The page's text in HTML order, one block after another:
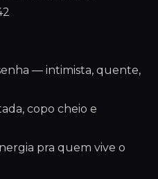
— intimista, quente,
copo cheio e
pra quem vive o